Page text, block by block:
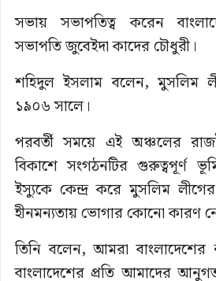
সভায় সভাপতিত্ব করেন
সভাপতি জুবেইদা কাদের চৌধুরী।
শহিদুল ইসলাম বলেন, মুসলিম
১৯০৬ সালে।
পরবর্তী সময়ে এই অঞ্চলের
বিকাশে সংগঠনটির গুরুত্বপূর্ণ
ইস্যুকে কেন্দ্র করে মুসলিম
হীনমন্যতায় ভোগার কোনো কারণ
তিনি বলেন, আমরা বাংলাদেশের
বাংলাদেশের প্রতি আমাদের